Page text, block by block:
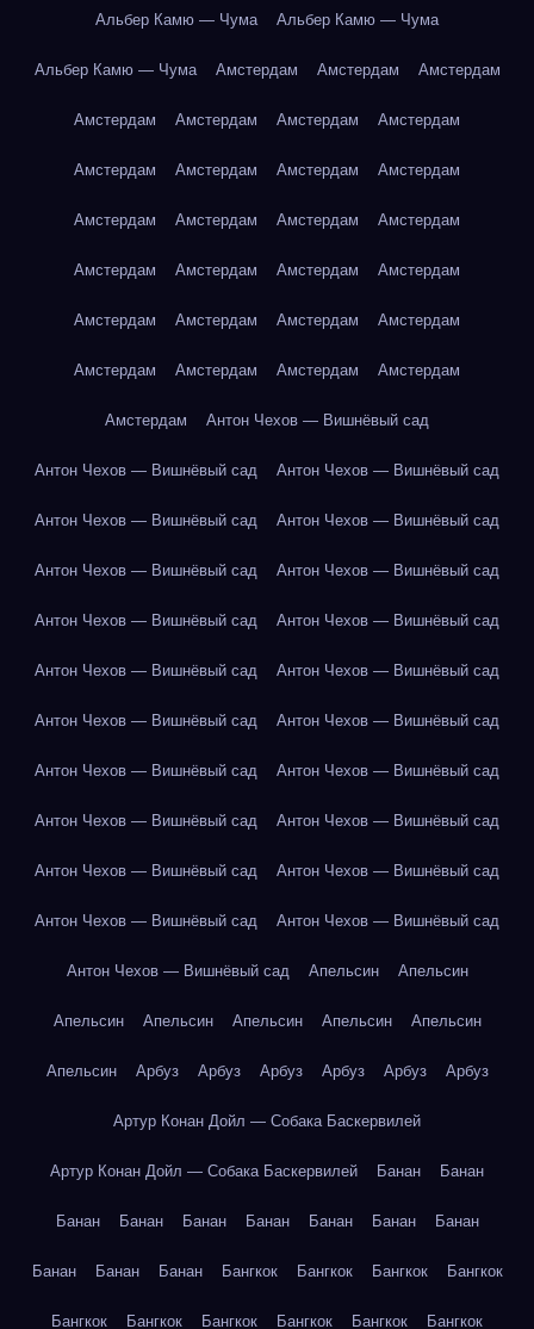
Альбер Камю — Чума Альбер Камю — Чума
Альбер Камю — Чума Амстердам Амстердам Амстердам
Амстердам Амстердам Амстердам Амстердам
Амстердам Амстердам Амстердам Амстердам
Амстердам Амстердам Амстердам Амстердам
Амстердам Амстердам Амстердам Амстердам
Амстердам Амстердам Амстердам Амстердам
Амстердам Амстердам Амстердам Амстердам
Амстердам Антон Чехов — Вишнёвый сад
Антон Чехов — Вишнёвый сад Антон Чехов — Вишнёвый сад
Антон Чехов — Вишнёвый сад Антон Чехов — Вишнёвый сад
Антон Чехов — Вишнёвый сад Антон Чехов — Вишнёвый сад
Антон Чехов — Вишнёвый сад Антон Чехов — Вишнёвый сад
Антон Чехов — Вишнёвый сад Антон Чехов — Вишнёвый сад
Антон Чехов — Вишнёвый сад Антон Чехов — Вишнёвый сад
Антон Чехов — Вишнёвый сад Антон Чехов — Вишнёвый сад
Антон Чехов — Вишнёвый сад Антон Чехов — Вишнёвый сад
Антон Чехов — Вишнёвый сад Антон Чехов — Вишнёвый сад
Антон Чехов — Вишнёвый сад Антон Чехов — Вишнёвый сад
Антон Чехов — Вишнёвый сад Апельсин Апельсин
Апельсин Апельсин Апельсин Апельсин Апельсин
Апельсин Арбуз Арбуз Арбуз Арбуз Арбуз Арбуз
Артур Конан Дойл — Собака Баскервилей
Артур Конан Дойл — Собака Баскервилей Банан Банан
Банан Банан Банан Банан Банан Банан Банан
Банан Банан Банан Бангкок Бангкок Бангкок Бангкок
Бангкок Бангкок Бангкок Бангкок Бангкок Бангкок